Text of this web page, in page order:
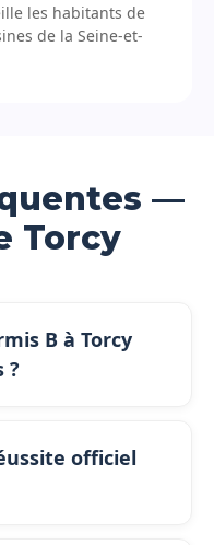
les habitants de
de la Seine-et-
—
Torcy
B à Torcy
?
officiel